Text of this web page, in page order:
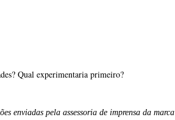
Qual experimentaria primeiro?
enviadas pela assessoria de imprensa da marca